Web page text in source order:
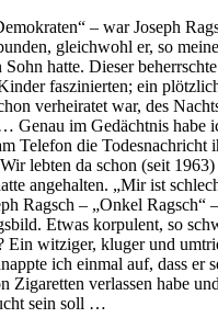
– war Joseph
gleichwohl er, so
Sohn hatte. Dieser
faszinierten; ein
verheiratet war, des
Genau im Gedächtnis habe
Telefon die Todesnachricht
lebten da schon (seit
angehalten.
Mir ist
Ragsch –
Onkel Ragsch
Etwas korpulent, so
Ein witziger, kluger und
ich einmal auf, dass er
Zigaretten verlassen habe
sein soll …